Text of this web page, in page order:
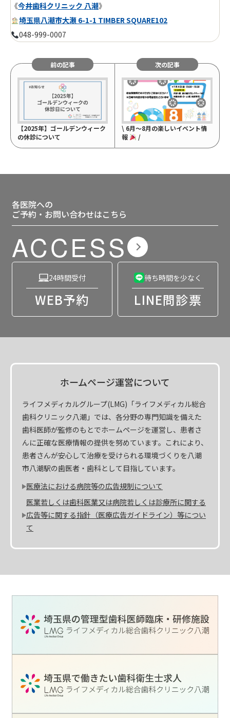
《今井歯科クリニック 八潮》
埼玉県八潮市大瀬 6-1-1 TIMBER SQUARE102
048-999-0007
前の記事
【2025年】ゴールデンウィーク
の休診について
次の記事
\ 6月〜8月の楽しいイベント情
報
/
各医院への
ご予約・お問い合わせはこちら
ACCESS
24時間受付
WEB予約
待ち時間を少なく
LINE問診票
ホームページ運営について
ライフメディカルグループ(LMG)「ライフメディカル総合
歯科クリニック八潮」では、各分野の専門知識を備えた
歯科医師が監修のもとでホームページを運営し、患者さ
んに正確な医療情報の提供を努めています。これにより、
患者さんが安心して治療を受けられる環境づくりを八潮
市八潮駅の歯医者・歯科として目指しています。
医療法における病院等の広告規制について
医業若しくは歯科医業又は病院若しくは診療所に関する
広告等に関する指針（医療広告ガイドライン）等につい
て